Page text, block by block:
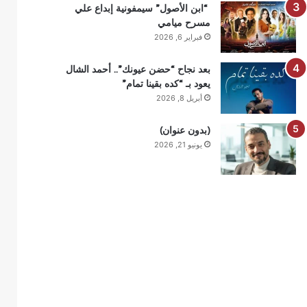
“ابن الأصول” سيمفونية إبداع علي
مسرح ميامي
فبراير 6, 2026
بعد نجاح “حضن عيونك”.. أحمد الشال
يعود بـ “كده بقينا تمام”
أبريل 8, 2026
(بدون عنوان)
يونيو 21, 2026